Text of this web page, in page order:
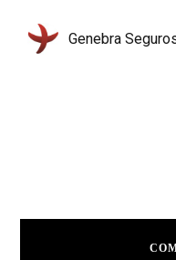
Genebra